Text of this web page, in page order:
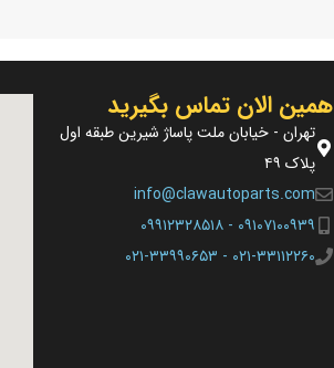
همین الان تماس بگیرید
تهران - خیابان ملت پاساژ شیرین طبقه اول
پلاک ۴۹
info@clawautoparts.com
۰۹۱۰۷۱۰۰۹۳۹ - ۰۹۹۱۲۳۲۸۵۱۸
۰۲۱-۳۳۱۱۲۲۶۰ - ۰۲۱-۳۳۹۹۰۶۵۳​